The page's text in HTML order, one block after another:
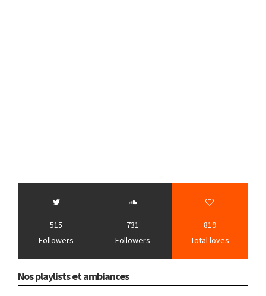
515
Followers
731
Followers
819
Total loves
Nos playlists et ambiances